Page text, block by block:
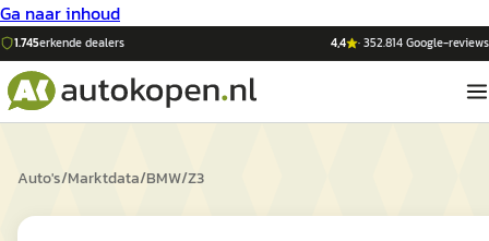
Ga naar inhoud
1.745erkende dealers 4,4 ·352.814Google-reviews
Auto's/Marktdata/BMW/Z3